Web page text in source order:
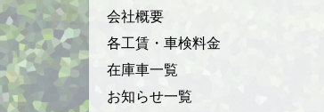
会社概要
各工賃・車検料金
在庫車一覧
お知らせ一覧